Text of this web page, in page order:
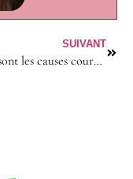
SUIVANT
Quelles sont les causes courantes d’infertilité chez la femme ?